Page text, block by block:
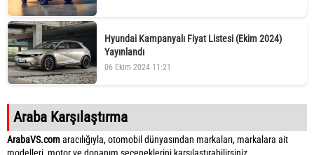
Hyundai Kampanyalı Fiyat Listesi (Ekim 2024)
Yayınlandı
06 Ekim 2024 11:21
Araba Karşılaştırma
ArabaVS.comaracılığıyla, otomobil dünyasından markaları, markalara ait